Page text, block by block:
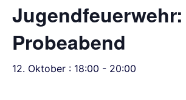
Jugendfeuerwehr:
Probeabend
12. Oktober : 18:00 - 20:00